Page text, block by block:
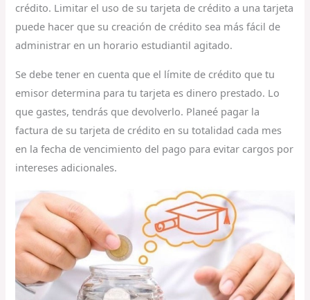
crédito. Limitar el uso de su tarjeta de crédito a una tarjeta
puede hacer que su creación de crédito sea más fácil de
administrar en un horario estudiantil agitado.
Se debe tener en cuenta que el límite de crédito que tu
emisor determina para tu tarjeta es dinero prestado. Lo
que gastes, tendrás que devolverlo. Planeé pagar la
factura de su tarjeta de crédito en su totalidad cada mes
en la fecha de vencimiento del pago para evitar cargos por
intereses adicionales.